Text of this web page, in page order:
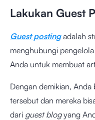
Lakukan Guest
Guest postingadalah
menghubungi
Anda untuk membuat
Dengan demikian, Anda
tersebut dan mereka
dari guest blogyang